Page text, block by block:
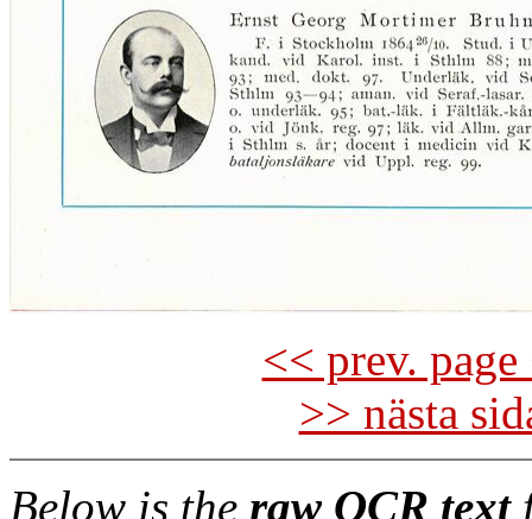
<< prev.
>> nästa
Below is the raw OCR text